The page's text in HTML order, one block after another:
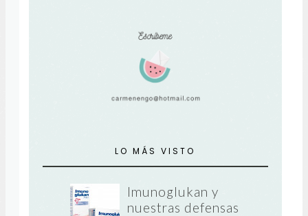
LO MÁS VISTO
Imunoglukan y
nuestras defensas